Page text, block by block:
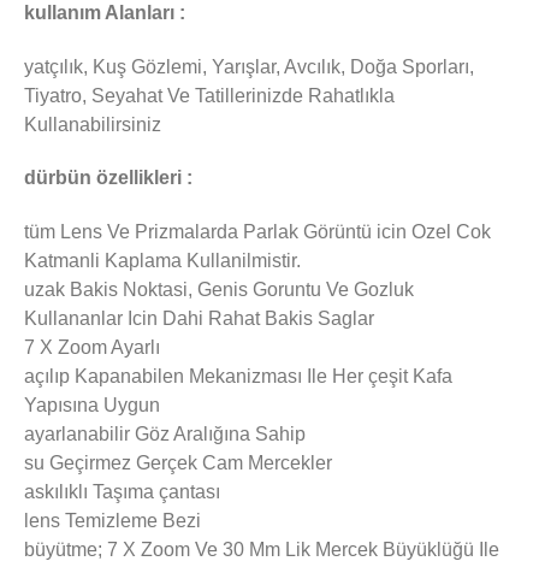
kullanım Alanları :
yatçılık, Kuş Gözlemi, Yarışlar, Avcılık, Doğa Sporları,
Tiyatro, Seyahat Ve Tatillerinizde Rahatlıkla
Kullanabilirsiniz
dürbün özellikleri :
tüm Lens Ve Prizmalarda Parlak Görüntü icin Ozel Cok
Katmanli Kaplama Kullanilmistir.
uzak Bakis Noktasi, Genis Goruntu Ve Gozluk
Kullananlar Icin Dahi Rahat Bakis Saglar
7 X Zoom Ayarlı
açılıp Kapanabilen Mekanizması Ile Her çeşit Kafa
Yapısına Uygun
ayarlanabilir Göz Aralığına Sahip
su Geçirmez Gerçek Cam Mercekler
askılıklı Taşıma çantası
lens Temizleme Bezi
büyütme; 7 X Zoom Ve 30 Mm Lik Mercek Büyüklüğü Ile